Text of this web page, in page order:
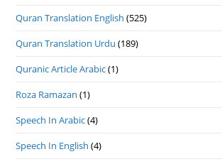
Quran Translation English (525)
Quran Translation Urdu (189)
Quranic Article Arabic(1)
Roza Ramazan (1)
Speech In Arabic(4)
Speech In English (4)